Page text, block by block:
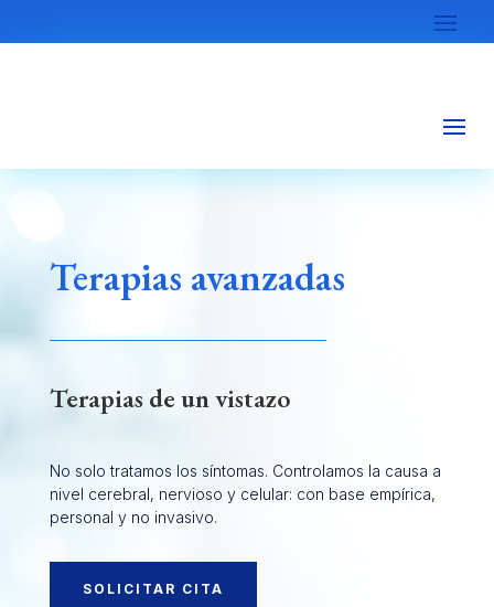
Terapias avanzadas
Terapias de un vistazo
No solo tratamos los síntomas. Controlamos la causa a
nivel cerebral, nervioso y celular: con base empírica,
personal y no invasivo.
SOLICITAR CITA